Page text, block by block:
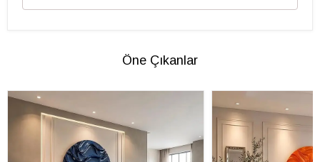
Öne Çıkanlar